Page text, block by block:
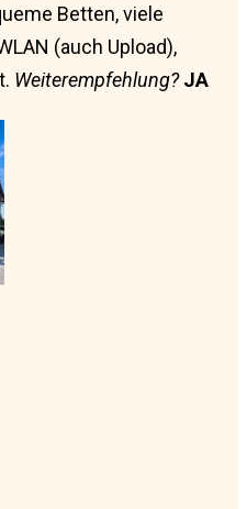
Betten, viele
(auch Upload),
Weiterempfehlung? JA